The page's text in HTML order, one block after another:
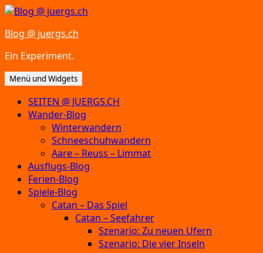
Zum
springen
Blog @ juergs.ch
Ein Experiment.
Menü und Widgets
SEITEN @ JUERGS.CH
Wander-Blog
Winterwandern
Schneeschuhwandern
Aare – Reuss – Limmat
Ausflugs-Blog
Ferien-Blog
Spiele-Blog
Catan – Das Spiel
Catan – Seefahrer
Szenario: Zu neuen Ufern
Szenario: Die vier Inseln